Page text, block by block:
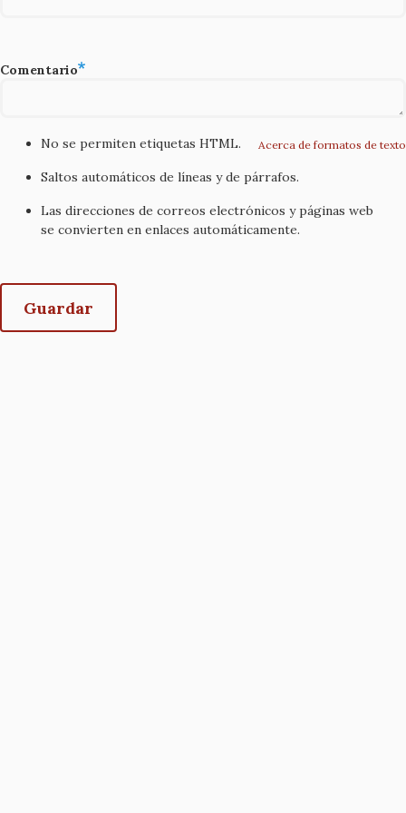
Comentario
Acerca de formatos de texto
No se permiten etiquetas HTML.
Saltos automáticos de líneas y de párrafos.
Las direcciones de correos electrónicos y páginas web
se convierten en enlaces automáticamente.